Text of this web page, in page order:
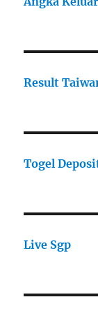
Result
Togel
Live Sgp